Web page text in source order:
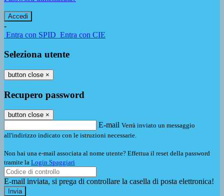
-
Entra con SPID Entra con CIE
Seleziona utente
button close ×
Recupero password
button close ×
E-mail Verrà inviato un messaggio
all'indirizzo indicato con le istruzioni necessarie.
Non hai una e-mail associata al nome utente? Effettua il reset della password
tramite la Login Spaggiari
E-mail inviata, si prega di controllare la casella di posta elettronica!